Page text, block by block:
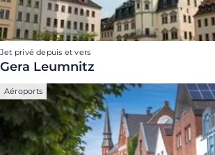
Jet privé depuis et vers
Gera Leumnitz
Aéroports